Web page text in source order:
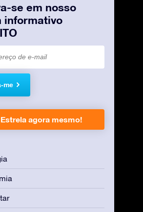
se em nosso
informativo
me
agora mesmo!